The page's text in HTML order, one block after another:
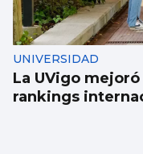
UNIVERSIDAD
La UVigo
rankings